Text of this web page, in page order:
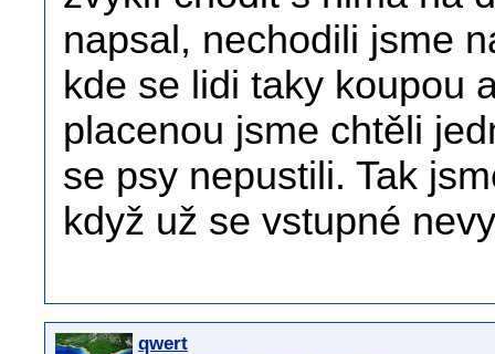
napsal, nechodili jsme
kde se lidi taky koupou
placenou jsme chtěli
se psy nepustili. Tak
když už se vstupné
qwert